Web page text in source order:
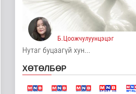
Явуулын төрийн
үйлчилгээгээр иргэд
жолооны болон..
Нийгэм
8 цаг 4 минутын өмнө
шин..
Танин мэдэхүй
Б.Цоожчулуунцэцэг
Нутаг буцаагүй хун...
ХӨТӨЛБӨР